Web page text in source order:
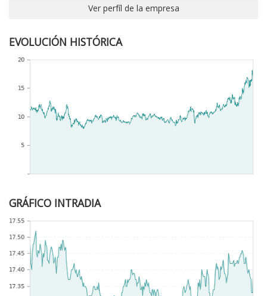
Ver perfíl de la empresa
EVOLUCIÓN HISTÓRICA
GRÁFICO INTRADIA